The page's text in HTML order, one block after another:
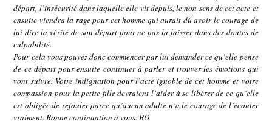
départ, l’insécurité dans laquelle elle vit depuis, le non sens de cet acte et
ensuite viendra la rage pour cet homme qui aurait dû avoir le courage de
lui dire la vérité de son départ pour ne pas la laisser dans des doutes de
culpabilité.
Pour cela vous pouvez donc commencer par lui demander ce qu’elle pense
de ce départ pour ensuite continuer à parler et trouver les émotions qui
vont suivre. Votre indignation pour l’acte ignoble de cet homme et votre
compassion pour la petite fille devraient l’aider à se libérer de ce qu’elle
est obligée de refouler parce qu’aucun adulte n’a le courage de l’écouter
vraiment. Bonne continuation à vous. BO